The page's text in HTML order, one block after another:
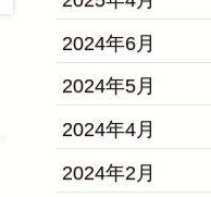
2024年6月
2024年5月
2024年4月
2024年2月